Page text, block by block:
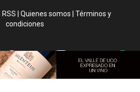
RSS |Quienes somos |Términos y
condiciones